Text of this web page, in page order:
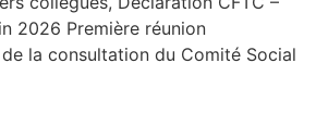
2026 Première réunion
la consultation du Comité Social